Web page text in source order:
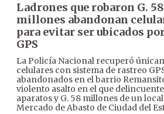
Ladrones que robaron G. 58
millones abandonan
para evitar ser ubicados
GPS
La Policía Nacional recuperó
celulares con sistema de rastreo
abandonados en el barrio
violento asalto en el que
aparatos y G. 58 millones de un
Mercado de Abasto de Ciudad del